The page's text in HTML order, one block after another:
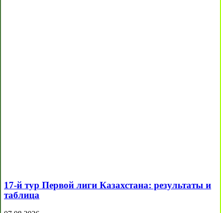
17-й тур Первой лиги Казахстана: результаты и
таблица